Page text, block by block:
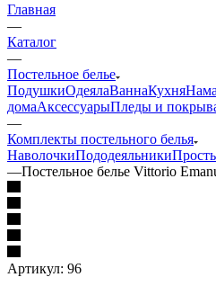
Главная
—
Каталог
—
Постельное белье
ПодушкиОдеялаВаннаКухня
домаАксессуарыПледы и
—
Комплекты постельного белья
НаволочкиПододеяльники
—Постельное белье Vittorio
Артикул: 96